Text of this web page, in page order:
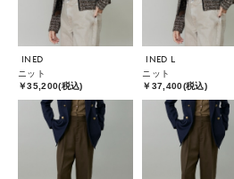
INED
ニット
￥35,200(税込)
INED L
ニット
￥37,400(税込)